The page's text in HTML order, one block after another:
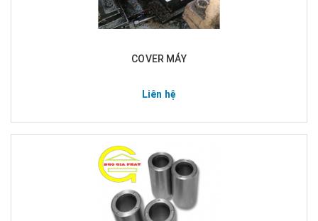
COVER MÁY
Liên hệ